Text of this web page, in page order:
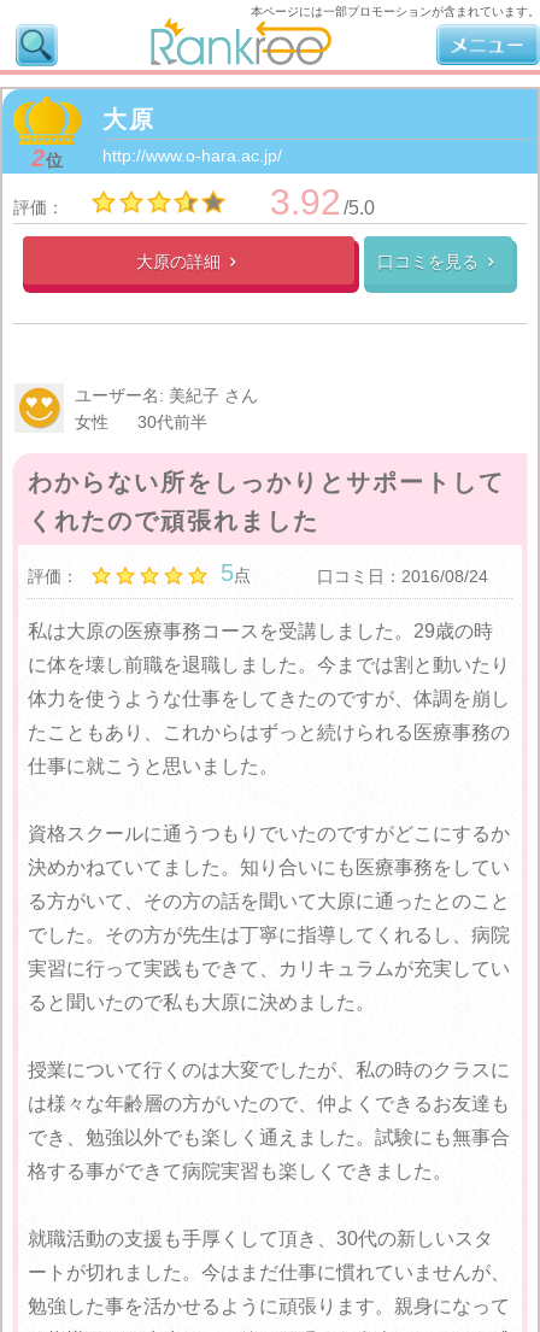
2位
大原
http://www.o-hara.ac.jp/
評価： 3.92 /5.0
大原の詳細  口コミを見る 
ユーザー名: 美紀子 さん
女性
30代前半
わからない所をしっかりとサポートして
くれたので頑張れました
評価： 5点 口コミ日：2016/08/24
私は大原の医療事務コースを受講しました。29歳の時
に体を壊し前職を退職しました。今までは割と動いたり
体力を使うような仕事をしてきたのですが、体調を崩し
たこともあり、これからはずっと続けられる医療事務の
仕事に就こうと思いました。
資格スクールに通うつもりでいたのですがどこにするか
決めかねていてました。知り合いにも医療事務をしてい
る方がいて、その方の話を聞いて大原に通ったとのこと
でした。その方が先生は丁寧に指導してくれるし、病院
実習に行って実践もできて、カリキュラムが充実してい
ると聞いたので私も大原に決めました。
授業について行くのは大変でしたが、私の時のクラスに
は様々な年齢層の方がいたので、仲よくできるお友達も
でき、勉強以外でも楽しく通えました。試験にも無事合
格する事ができて病院実習も楽しくできました。
就職活動の支援も手厚くして頂き、30代の新しいスタ
ートが切れました。今はまだ仕事に慣れていませんが、
勉強した事を活かせるように頑張ります。親身になって
本ページには一部プロモーションが含まれています。